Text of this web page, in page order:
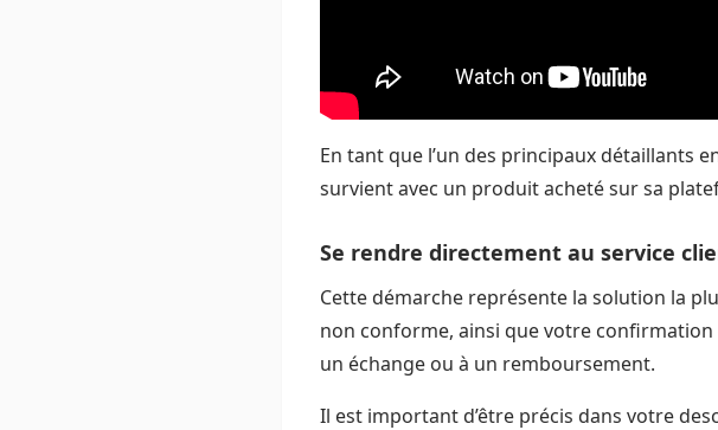
En tant que l’un des principaux détaillants
survient avec un produit acheté sur sa
Se rendre directement au service
Cette démarche représente la solution la
non conforme, ainsi que votre
un échange ou à un remboursement.
Il est important d’être précis dans votre